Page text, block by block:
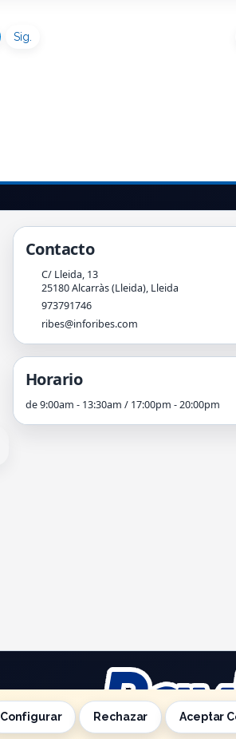
Sig.
Configurar Rechazar Aceptar
Contacto
C/ Lleida, 13
25180Alcarràs (Lleida), Lleida
973791746
ribes@inforibes.com
Horario
de 9:00am - 13:30am / 17:00pm - 20:00pm